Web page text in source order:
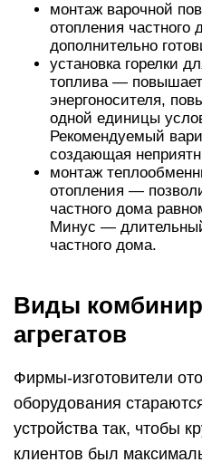
монтаж варочной
отопления частного
дополнительно
установка горелки
топлива —
энергоносителя,
одной единицы
Рекомендуемый
создающая
монтаж
отопления —
частного дома
Минус —
частного дома.
Виды
агрегатов
Фирмы-изготовители
оборудования
устройства так, чтобы
клиентов был